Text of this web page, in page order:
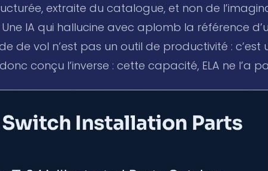
extraite du catalogue, et non de
IA qui hallucine avec aplomb la référence
de vol n’est pas un outil de productivité : c’est
conçu l’inverse : cette capacité, ELA ne l’a